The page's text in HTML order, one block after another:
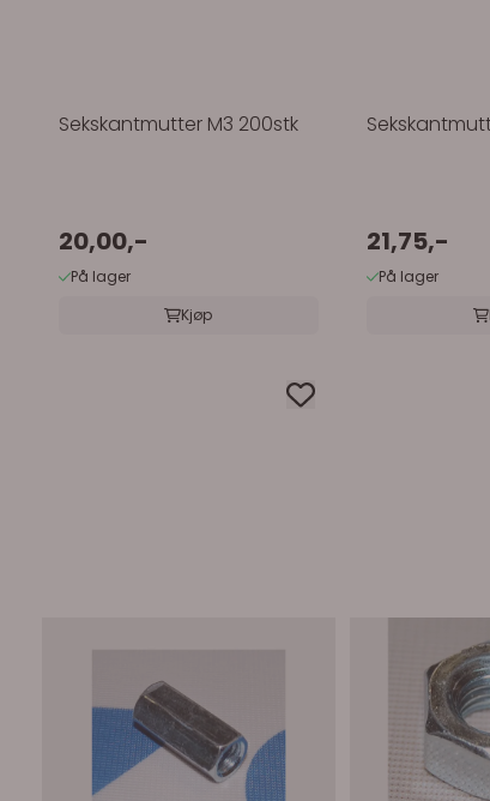
Sekskantmutter M3 200stk
20,00,-
På lager
Kjøp
21,75,-
På lager